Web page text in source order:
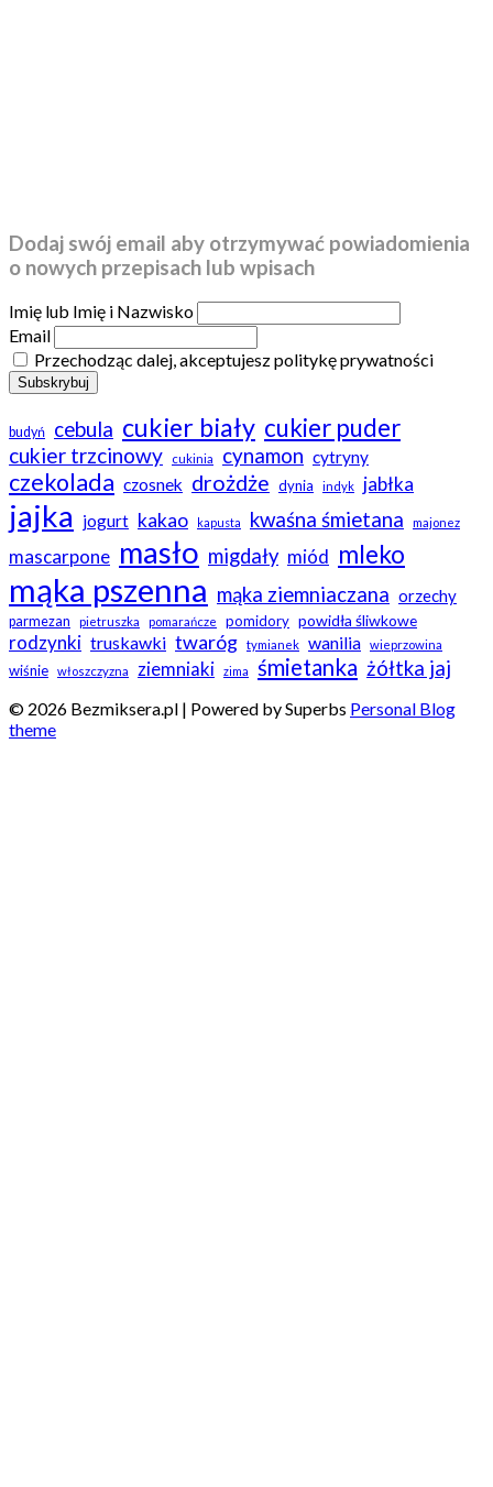
Dodaj swój email aby otrzymywać powiadomienia
o nowych przepisach lub wpisach
Imię lub Imię i Nazwisko
Email
Przechodząc dalej, akceptujesz politykę prywatności
budyń cebula cukier biały cukier puder
cukier trzcinowy cukinia cynamon cytryny
czekolada czosnek drożdże dynia indyk jabłka
jajka jogurt kakao kapusta kwaśna śmietana majonez
mascarpone masło migdały miód mleko
mąka pszenna mąka ziemniaczana orzechy
parmezan pietruszka pomarańcze pomidory powidła śliwkowe
rodzynki truskawki twaróg tymianek wanilia wieprzowina
wiśnie włoszczyzna ziemniaki zima śmietanka żółtka jaj
© 2026 Bezmiksera.pl | Powered by Superbs Personal Blog
theme